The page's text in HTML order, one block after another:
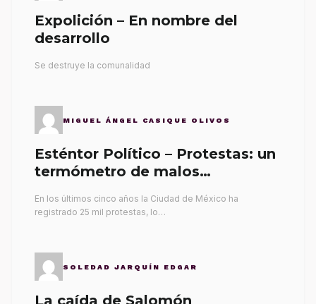
Expolición – En nombre del
desarrollo
Se destruye la comunalidad
MIGUEL ÁNGEL CASIQUE OLIVOS
Esténtor Político – Protestas: un
termómetro de malos
En los últimos cinco años la Ciudad de México ha
registrado 25 mil protestas, lo…
SOLEDAD JARQUÍN EDGAR
La caída de Salomón